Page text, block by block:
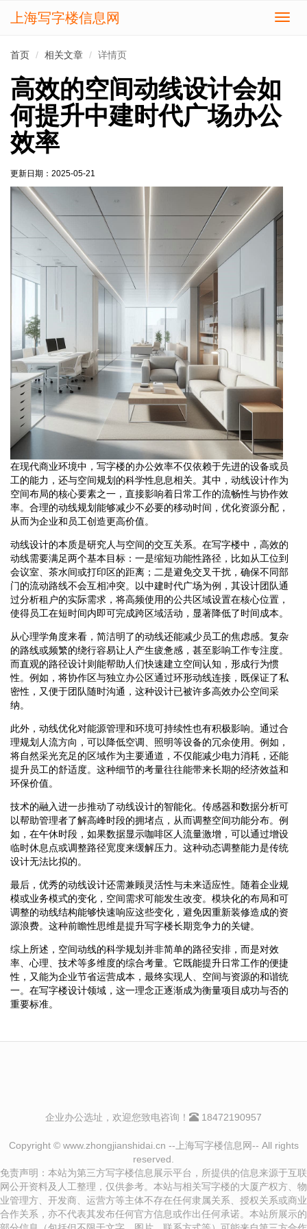
切
上海写字楼信息网
首页 相关文章 详情页
高效的空间动线设计会如
何提升中建时代广场办公
效率
更新日期： 2025-05-21
在现代商业环境中，写字楼的办公效率不仅依赖于先进的设备或员
工的能力，还与空间规划的科学性息息相关。其中，动线设计作为
空间布局的核心要素之一，直接影响着日常工作的流畅性与协作效
率。合理的动线规划能够减少不必要的移动时间，优化资源分配，
从而为企业和员工创造更高价值。
动线设计的本质是研究人与空间的交互关系。在写字楼中，高效的
动线需要满足两个基本目标：一是缩短功能性路径，比如从工位到
会议室、茶水间或打印区的距离；二是避免交叉干扰，确保不同部
门的流动路线不会互相冲突。以中建时代广场为例，其设计团队通
过分析租户的实际需求，将高频使用的公共区域设置在核心位置，
使得员工在短时间内即可完成跨区域活动，显著降低了时间成本。
从心理学角度来看，简洁明了的动线还能减少员工的焦虑感。复杂
的路线或频繁的绕行容易让人产生疲惫感，甚至影响工作专注度。
而直观的路径设计则能帮助人们快速建立空间认知，形成行为惯
性。例如，将协作区与独立办公区通过环形动线连接，既保证了私
密性，又便于团队随时沟通，这种设计已被许多高效办公空间采
纳。
此外，动线优化对能源管理和环境可持续性也有积极影响。通过合
理规划人流方向，可以降低空调、照明等设备的冗余使用。例如，
将自然采光充足的区域作为主要通道，不仅能减少电力消耗，还能
提升员工的舒适度。这种细节的考量往往能带来长期的经济效益和
环保价值。
技术的融入进一步推动了动线设计的智能化。传感器和数据分析可
以帮助管理者了解高峰时段的拥堵点，从而调整空间功能分布。例
如，在午休时段，如果数据显示咖啡区人流量激增，可以通过增设
临时休息点或调整路径宽度来缓解压力。这种动态调整能力是传统
设计无法比拟的。
最后，优秀的动线设计还需兼顾灵活性与未来适应性。随着企业规
模或业务模式的变化，空间需求可能发生改变。模块化的布局和可
调整的动线结构能够快速响应这些变化，避免因重新装修造成的资
源浪费。这种前瞻性思维是提升写字楼长期竞争力的关键。
综上所述，空间动线的科学规划并非简单的路径安排，而是对效
率、心理、技术等多维度的综合考量。它既能提升日常工作的便捷
性，又能为企业节省运营成本，最终实现人、空间与资源的和谐统
一。在写字楼设计领域，这一理念正逐渐成为衡量项目成功与否的
重要标准。
企业办公选址，欢迎您致电咨询！ 18472190957
Copyright © www.zhongjianshidai.cn --上海写字楼信息网-- All rights
reserved.
免责声明：本站为第三方写字楼信息展示平台，所提供的信息来源于互联
网公开资料及人工整理，仅供参考。本站与相关写字楼的大厦产权方、物
业管理方、开发商、运营方等主体不存在任何隶属关系、授权关系或商业
合作关系，亦不代表其发布任何官方信息或作出任何承诺。本站所展示的